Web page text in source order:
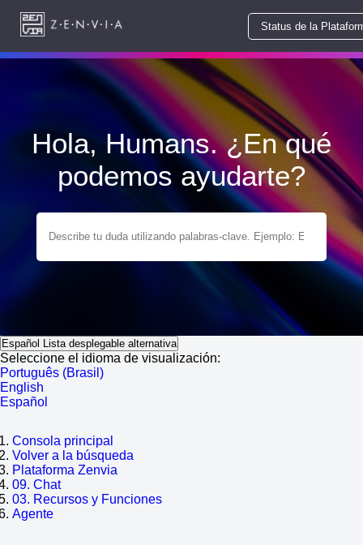
Status de la
Hola, Humans. ¿En qué
podemos ayudarte?
Español Lista desplegable alternativa
Seleccione el idioma de visualización:
Português (Brasil)
English
Español
Consola principal
Volver a la búsqueda
Plataforma Zenvia
09. Chat
03. Recursos y Funciones
Agente